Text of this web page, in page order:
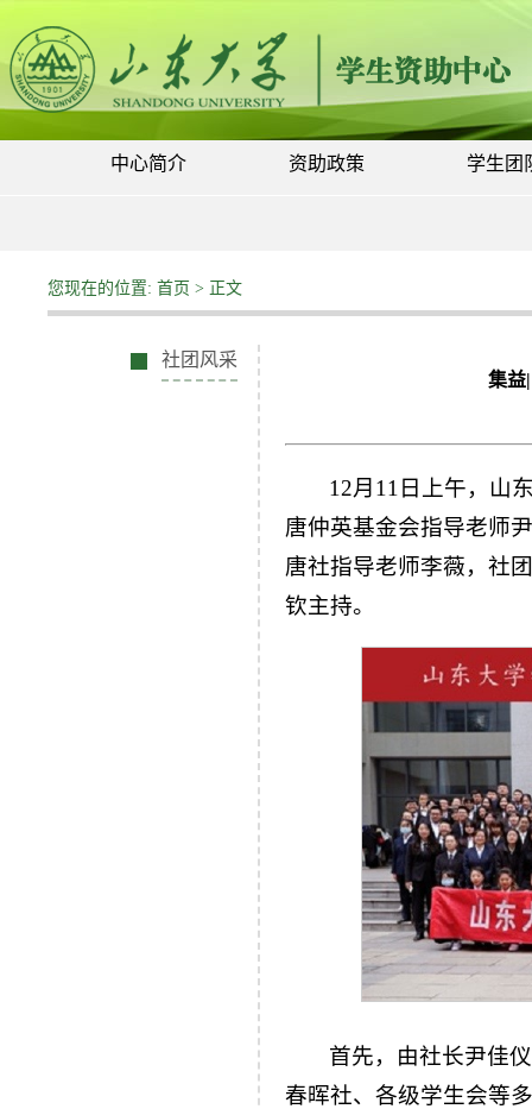
中心简介 资助政策 学生团
您现在的位置: 首页 > 正文
社团风采
集益
12月11日上午，山
唐仲英基金会指导老师
唐社指导老师李薇，社
钦主持。
首先，由社长尹佳
春晖社、各级学生会等